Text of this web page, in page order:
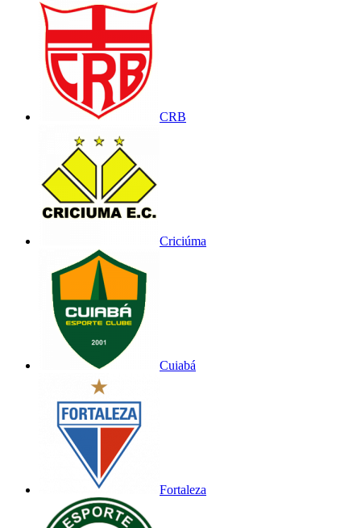
CRB
Criciúma
Cuiabá
Fortaleza